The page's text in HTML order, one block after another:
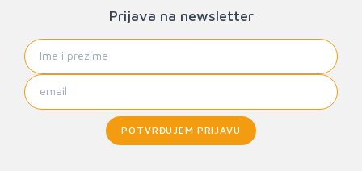
Prijava na newsletter
POTVRĐUJEM PRIJAVU